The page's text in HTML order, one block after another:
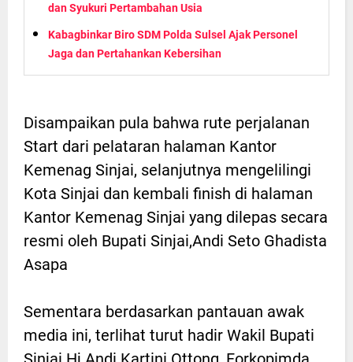
dan Syukuri Pertambahan Usia
Kabagbinkar Biro SDM Polda Sulsel Ajak Personel
Jaga dan Pertahankan Kebersihan
Disampaikan pula bahwa rute perjalanan
Start dari pelataran halaman Kantor
Kemenag Sinjai, selanjutnya mengelilingi
Kota Sinjai dan kembali finish di halaman
Kantor Kemenag Sinjai yang dilepas secara
resmi oleh Bupati Sinjai,Andi Seto Ghadista
Asapa
Sementara berdasarkan pantauan awak
media ini, terlihat turut hadir Wakil Bupati